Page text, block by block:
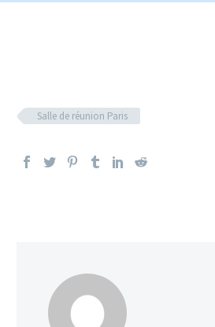
Salle de réunion Paris